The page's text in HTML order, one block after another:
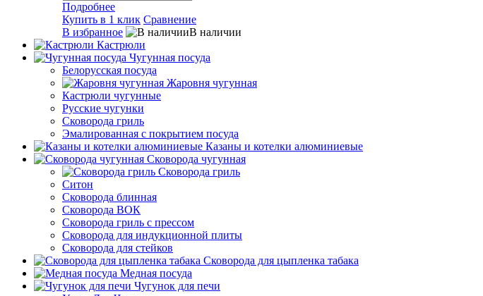
Подробнее
Купить в 1 клик Сравнение
В избранное
В наличии
Кастрюли
Чугунная посуда
Белорусская посуда
Жаровня чугунная
Кастрюли чугунные
Русские чугунки
Сковорода гриль
Эмалированная с покрытием посуда
Казаны и котелки алюминиевые
Сковорода чугунная
Сковорода гриль
Ситон
Сковорода блинная
Сковорода ВОК
Сковорода гриль с прессом
Сковорода для индукционной плиты
Сковорода для стейков
Сковорода для цыпленка табака
Медная посуда
Чугунок для печи